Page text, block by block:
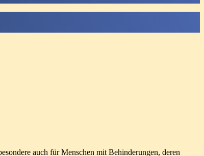
auch für Menschen mit Behinderungen, deren